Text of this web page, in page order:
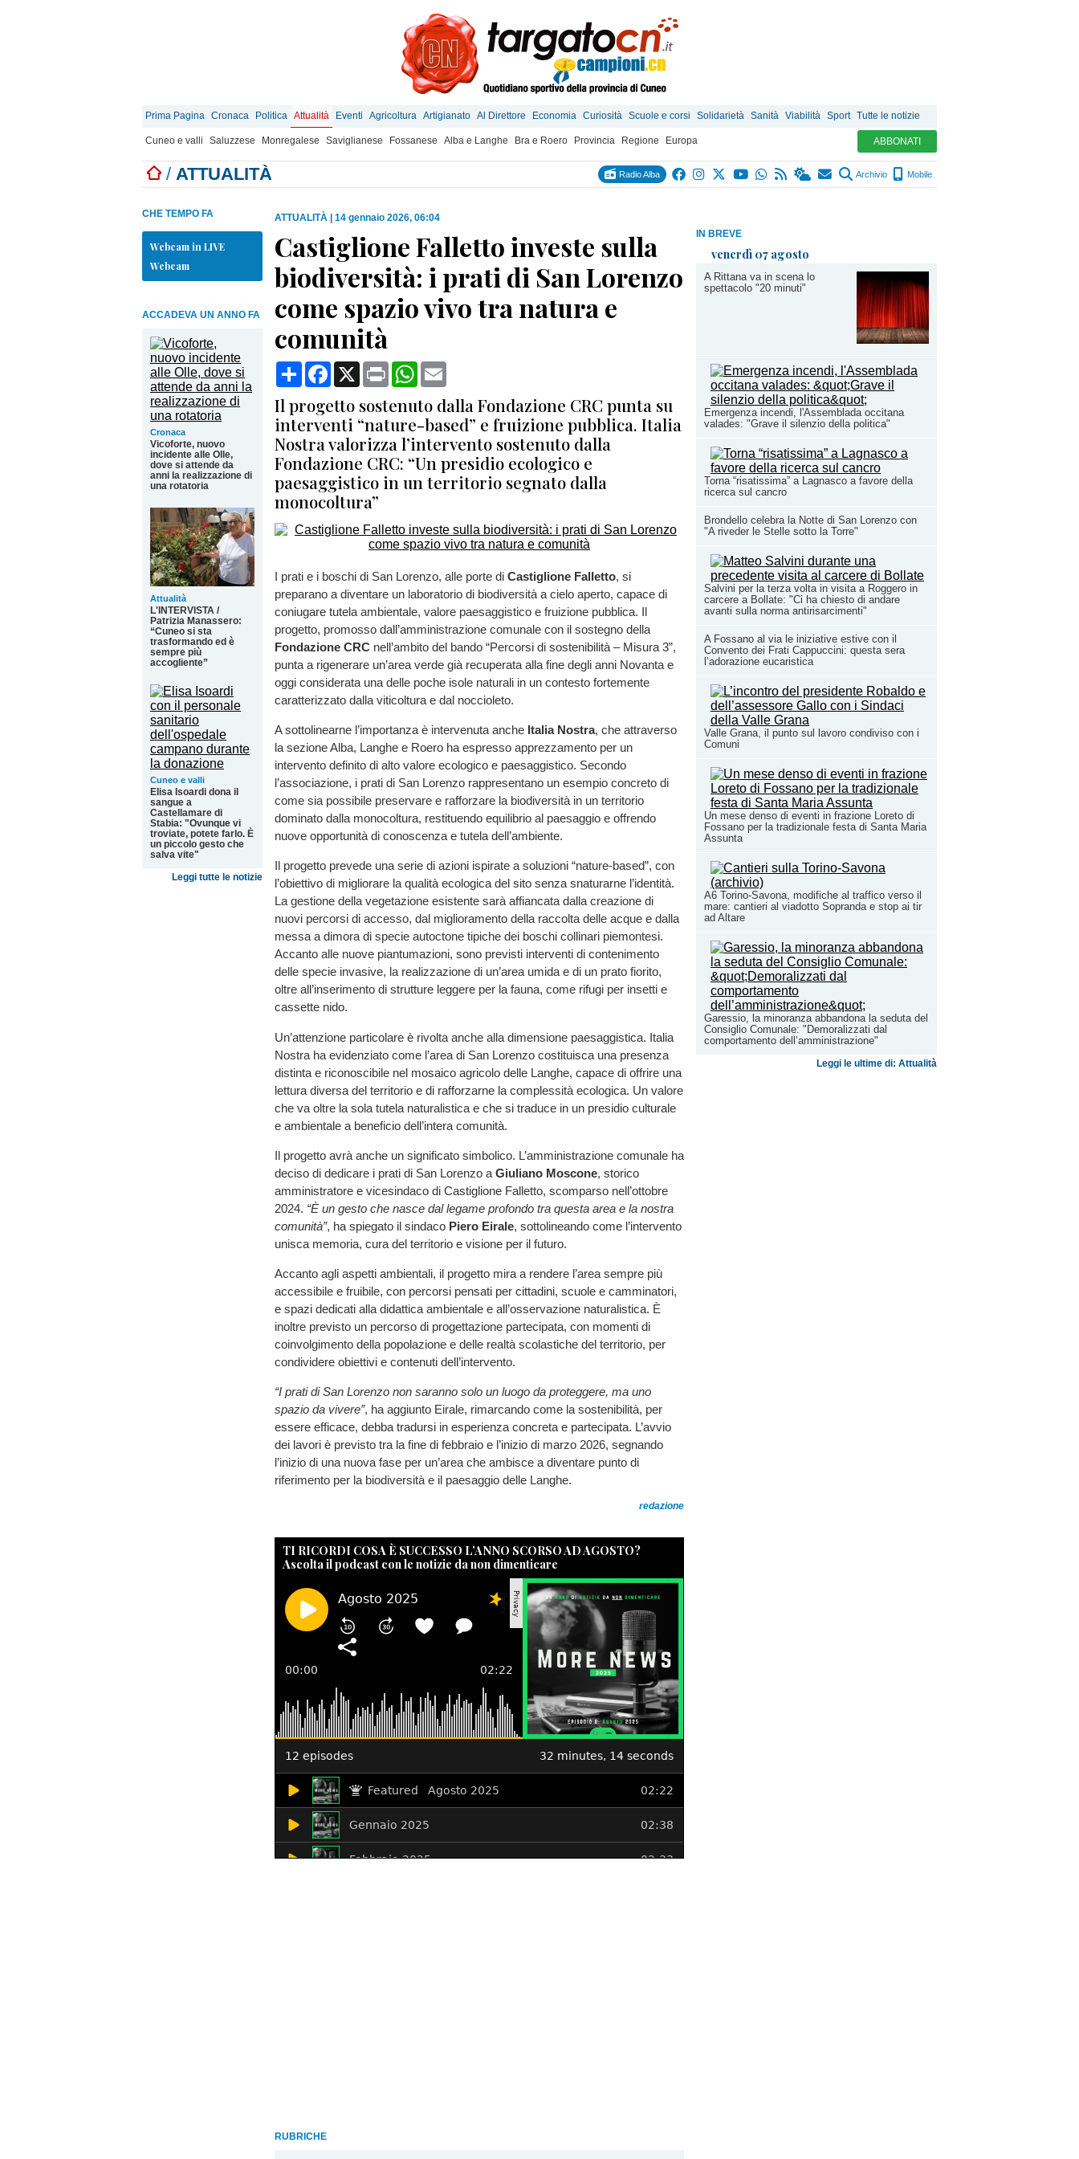
Prima Pagina Cronaca Politica Attualità Eventi Agricoltura Artigianato Al Direttore Economia Curiosità Scuole e corsi Solidarietà Sanità Viabilità Sport Tutte le notizie
Cuneo e valli Saluzzese Monregalese Saviglianese Fossanese Alba e Langhe Bra e Roero Provincia Regione Europa ABBONATI
/ ATTUALITÀ Radio Alba Archivio Mobile
IN BREVE
venerdì 07 agosto
A Rittana va in scena lo
spettacolo "20 minuti"
Emergenza incendi, l'Assemblada occitana
valades: "Grave il silenzio della politica"
Torna “risatissima” a Lagnasco a favore della
ricerca sul cancro
Brondello celebra la Notte di San Lorenzo con
"A riveder le Stelle sotto la Torre"
Salvini per la terza volta in visita a Roggero in
carcere a Bollate: "Ci ha chiesto di andare
avanti sulla norma antirisarcimenti"
A Fossano al via le iniziative estive con il
Convento dei Frati Cappuccini: questa sera
l’adorazione eucaristica
Valle Grana, il punto sul lavoro condiviso con i
Comuni
Un mese denso di eventi in frazione Loreto di
Fossano per la tradizionale festa di Santa Maria
Assunta
A6 Torino-Savona, modifiche al traffico verso il
mare: cantieri al viadotto Sopranda e stop ai tir
ad Altare
Garessio, la minoranza abbandona la seduta del
Consiglio Comunale: "Demoralizzati dal
comportamento dell’amministrazione"
Leggi le ultime di: Attualità
CHE TEMPO FA
Webcam in LIVE
Webcam
ACCADEVA UN ANNO FA
Cronaca
Vicoforte, nuovo
incidente alle Olle,
dove si attende da
anni la realizzazione di
una rotatoria
Attualità
L'INTERVISTA /
Patrizia Manassero:
“Cuneo si sta
trasformando ed è
sempre più
accogliente”
Cuneo e valli
Elisa Isoardi dona il
sangue a
Castellamare di
Stabia: "Ovunque vi
troviate, potete farlo. È
un piccolo gesto che
salva vite"
Leggi tutte le notizie
ATTUALITÀ 14 gennaio 2026, 06:04
Castiglione Falletto investe sulla
biodiversità: i prati di San Lorenzo
come spazio vivo tra natura e
comunità
CondividiFacebook
X Print WhatsApp
Il progetto sostenuto dalla Fondazione CRC punta su
interventi “nature-based” e fruizione pubblica. Italia
Nostra valorizza l’intervento sostenuto dalla
Fondazione CRC: “Un presidio ecologico e
paesaggistico in un territorio segnato dalla
monocoltura”
I prati e i boschi di San Lorenzo, alle porte di Castiglione Falletto, si
preparano a diventare un laboratorio di biodiversità a cielo aperto, capace di
coniugare tutela ambientale, valore paesaggistico e fruizione pubblica. Il
progetto, promosso dall’amministrazione comunale con il sostegno della
Fondazione CRC nell’ambito del bando “Percorsi di sostenibilità – Misura 3”,
punta a rigenerare un’area verde già recuperata alla fine degli anni Novanta e
oggi considerata una delle poche isole naturali in un contesto fortemente
caratterizzato dalla viticoltura e dal noccioleto.
A sottolinearne l’importanza è intervenuta anche Italia Nostra, che attraverso
la sezione Alba, Langhe e Roero ha espresso apprezzamento per un
intervento definito di alto valore ecologico e paesaggistico. Secondo
l’associazione, i prati di San Lorenzo rappresentano un esempio concreto di
come sia possibile preservare e rafforzare la biodiversità in un territorio
dominato dalla monocoltura, restituendo equilibrio al paesaggio e offrendo
nuove opportunità di conoscenza e tutela dell’ambiente.
Il progetto prevede una serie di azioni ispirate a soluzioni “nature-based”, con
l’obiettivo di migliorare la qualità ecologica del sito senza snaturarne l’identità.
La gestione della vegetazione esistente sarà affiancata dalla creazione di
nuovi percorsi di accesso, dal miglioramento della raccolta delle acque e dalla
messa a dimora di specie autoctone tipiche dei boschi collinari piemontesi.
Accanto alle nuove piantumazioni, sono previsti interventi di contenimento
delle specie invasive, la realizzazione di un’area umida e di un prato fiorito,
oltre all’inserimento di strutture leggere per la fauna, come rifugi per insetti e
cassette nido.
Un’attenzione particolare è rivolta anche alla dimensione paesaggistica. Italia
Nostra ha evidenziato come l’area di San Lorenzo costituisca una presenza
distinta e riconoscibile nel mosaico agricolo delle Langhe, capace di offrire una
lettura diversa del territorio e di rafforzarne la complessità ecologica. Un valore
che va oltre la sola tutela naturalistica e che si traduce in un presidio culturale
e ambientale a beneficio dell’intera comunità.
Il progetto avrà anche un significato simbolico. L’amministrazione comunale ha
deciso di dedicare i prati di San Lorenzo a Giuliano Moscone, storico
amministratore e vicesindaco di Castiglione Falletto, scomparso nell’ottobre
2024. “È un gesto che nasce dal legame profondo tra questa area e la nostra
comunità”, ha spiegato il sindaco Piero Eirale, sottolineando come l’intervento
unisca memoria, cura del territorio e visione per il futuro.
Accanto agli aspetti ambientali, il progetto mira a rendere l’area sempre più
accessibile e fruibile, con percorsi pensati per cittadini, scuole e camminatori,
e spazi dedicati alla didattica ambientale e all’osservazione naturalistica. È
inoltre previsto un percorso di progettazione partecipata, con momenti di
coinvolgimento della popolazione e delle realtà scolastiche del territorio, per
condividere obiettivi e contenuti dell’intervento.
“I prati di San Lorenzo non saranno solo un luogo da proteggere, ma uno
spazio da vivere”, ha aggiunto Eirale, rimarcando come la sostenibilità, per
essere efficace, debba tradursi in esperienza concreta e partecipata. L’avvio
dei lavori è previsto tra la fine di febbraio e l’inizio di marzo 2026, segnando
l’inizio di una nuova fase per un’area che ambisce a diventare punto di
riferimento per la biodiversità e il paesaggio delle Langhe.
redazione
TI RICORDI COSA È SUCCESSO L’ANNO SCORSO AD AGOSTO?
Ascolta il podcast con le notizie da non dimenticare
RUBRICHE